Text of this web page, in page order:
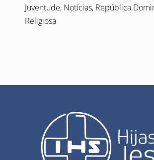
Juventude, Notícias, República
Religiosa